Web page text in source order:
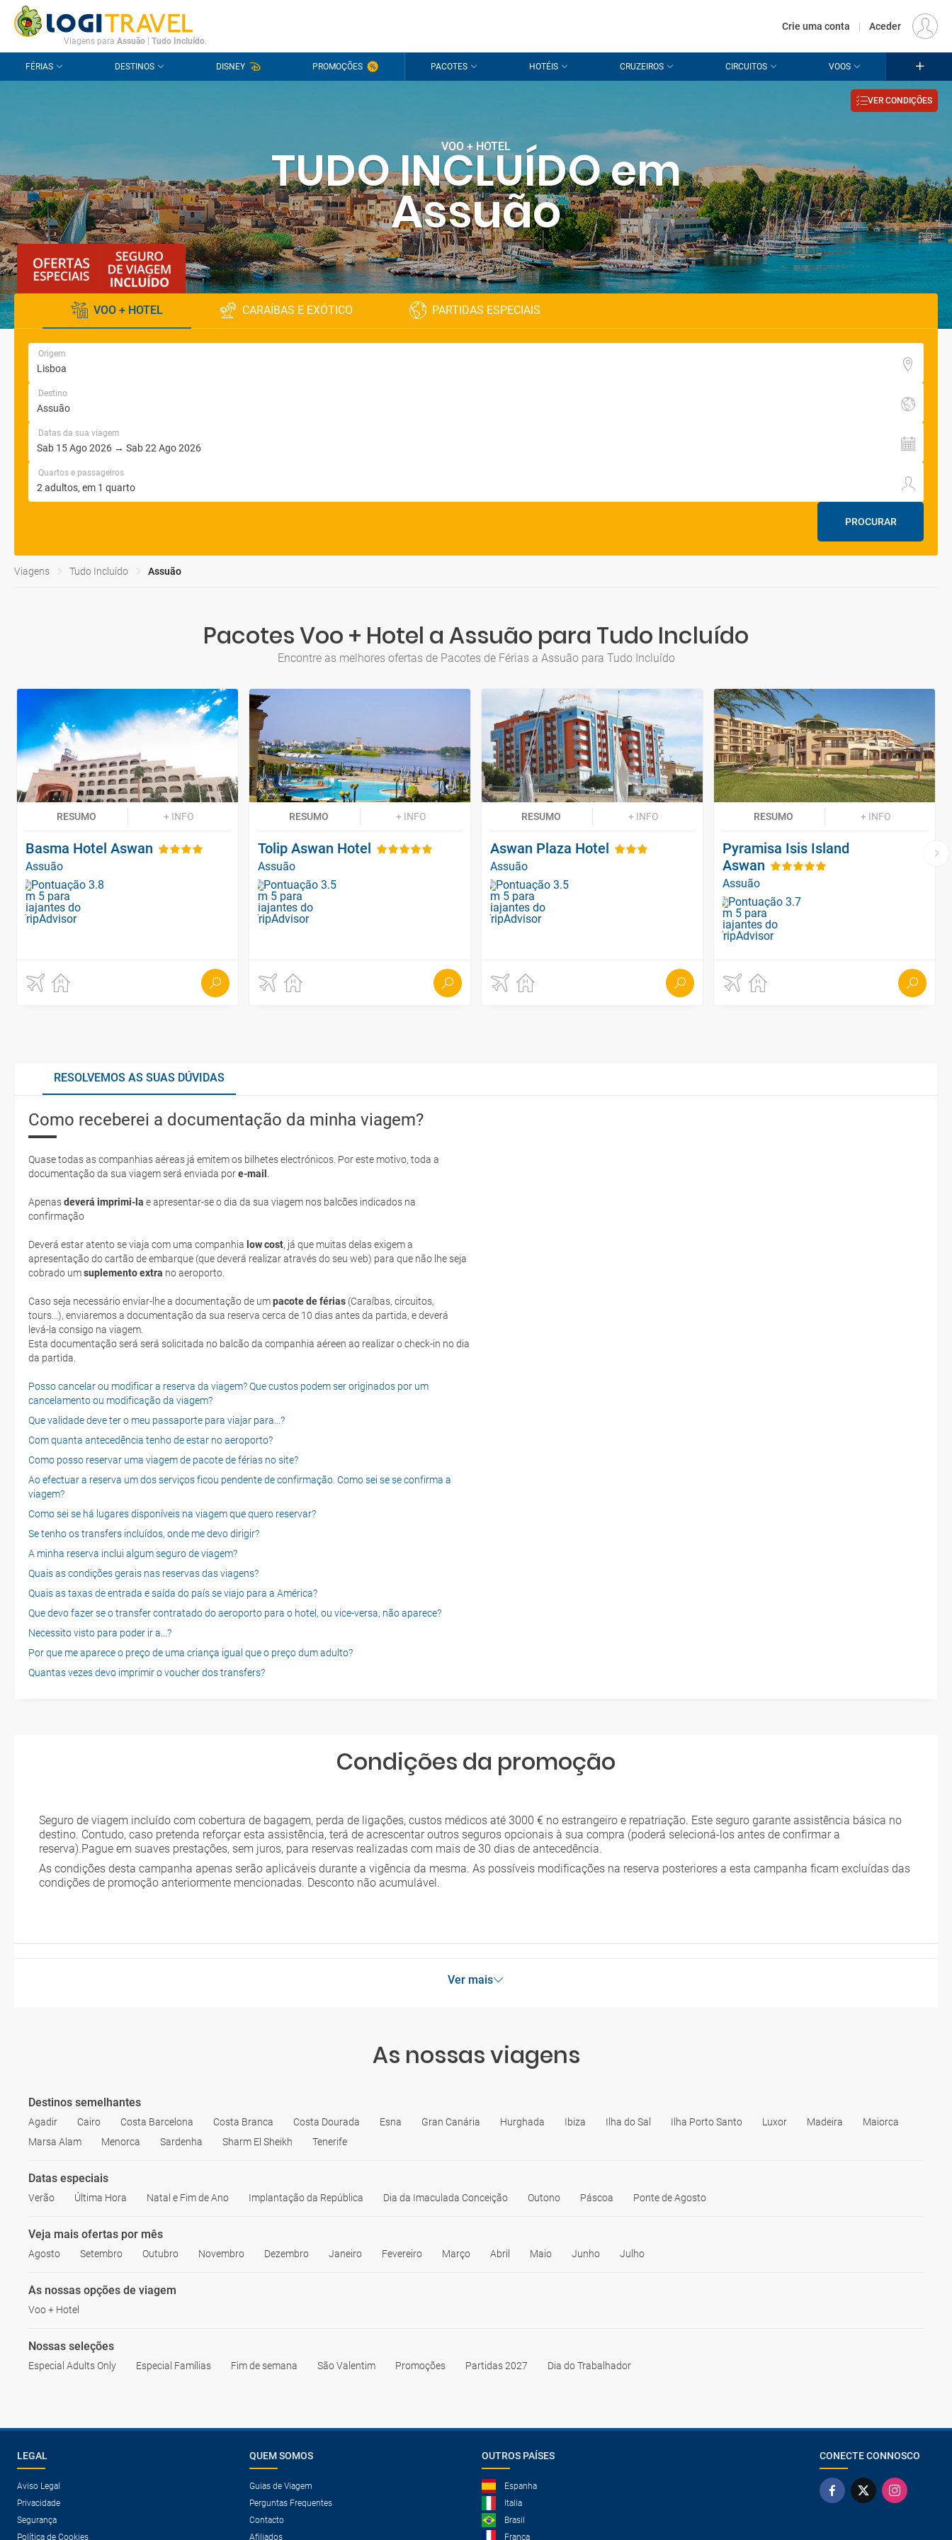
CONTACTO PERGUNTAS FREQUENTES EUR
Viagens para Assuão Tudo Incluído.
Crie uma conta | Aceder
FÉRIAS DESTINOS DISNEY PROMOÇÕES PACOTES HOTÉIS CRUZEIROS CIRCUITOS VOOS
VOO + HOTEL
TUDO INCLUÍDO em
Assuão
VER CONDIÇÕES
VOO + HOTEL CARAÍBAS E EXÓTICO PARTIDAS ESPECIAIS
Origem
Destino
Datas da sua viagem
Quartos e passageiros
PROCURAR
Viagens Tudo Incluído Assuão
Pacotes Voo + Hotel a Assuão para Tudo Incluído
Encontre as melhores ofertas de Pacotes de Férias a Assuão para Tudo Incluído
RESUMO + INFO
Basma Hotel Aswan
Assuão
RESUMO + INFO
Tolip Aswan Hotel
Assuão
RESUMO + INFO
Aswan Plaza Hotel
Assuão
RESUMO + INFO
Pyramisa Isis Island
Aswan
Assuão
RESOLVEMOS AS SUAS DÚVIDAS
Como receberei a documentação da minha viagem?
Quase todas as companhias aéreas já emitem os bilhetes electrónicos. Por este motivo, toda a
documentação da sua viagem será enviada pore-mail
Apenasdeverá imprimi-la e apresentar-se o dia da sua viagem nos balcões indicados na
confirmação
Deverá estar atento se viaja com uma companhia low cost, já que muitas delas exigem a
apresentação do cartão de embarque (que deverá realizar através do seu web) para que não lhe seja
cobrado umsuplemento extra no aeroporto.
Caso seja necessário enviar-lhe a documentação de umpacote de férias (Caraíbas, circuitos,
tours...), enviaremos a documentação da sua reserva cerca de 10 dias antes da partida, e deverá
levá-la consigo na viagem.
Esta documentação será será solicitada no balcão da companhia aéreen ao realizar o check-in no dia
da partida.
Posso cancelar ou modificar a reserva da viagem? Que custos podem ser originados por um
cancelamento ou modificação da viagem?
Que validade deve ter o meu passaporte para viajar para...?
Com quanta antecedência tenho de estar no aeroporto?
Como posso reservar uma viagem de pacote de férias no site?
Ao efectuar a reserva um dos serviços ficou pendente de confirmação. Como sei se se confirma a
viagem?
Como sei se há lugares disponíveis na viagem que quero reservar?
Se tenho os transfers incluídos, onde me devo dirigir?
A minha reserva inclui algum seguro de viagem?
Quais as condições gerais nas reservas das viagens?
Quais as taxas de entrada e saída do país se viajo para a América?
Que devo fazer se o transfer contratado do aeroporto para o hotel, ou vice-versa, não aparece?
Necessito visto para poder ir a...?
Por que me aparece o preço de uma criança igual que o preço dum adulto?
Quantas vezes devo imprimir o voucher dos transfers?
Condições da promoção
Seguro de viagem incluído com cobertura de bagagem, perda de ligações, custos médicos até 3000 € no estrangeiro e repatriação. Este seguro garante assistência básica no
destino. Contudo, caso pretenda reforçar esta assistência, terá de acrescentar outros seguros opcionais à sua compra (poderá selecioná-los antes de confirmar a
reserva).Pague em suaves prestações, sem juros, para reservas realizadas com mais de 30 dias de antecedência.
As condições desta campanha apenas serão aplicáveis durante a vigência da mesma. As possíveis modificações na reserva posteriores a esta campanha ficam excluídas das
condições de promoção anteriormente mencionadas. Desconto não acumulável.
Ver mais
As nossas viagens
Destinos semelhantes
Agadir Cairo Costa Barcelona Costa Branca Costa Dourada Esna Gran Canária Hurghada Ibiza Ilha do Sal Ilha Porto Santo Luxor Madeira
Maiorca
Marsa Alam
Menorca Sardenha Sharm El Sheikh Tenerife
Datas especiais
Verão Última Hora Natal e Fim de Ano Implantação da República Dia da Imaculada Conceição Outono Páscoa Ponte de Agosto
Veja mais ofertas por mês
Agosto Setembro Outubro Novembro Dezembro Janeiro Fevereiro Março Abril Maio Junho Julho
As nossas opções de viagem
Voo + Hotel
Nossas seleções
Especial Adults Only Especial Famílias Fim de semana São Valentim Promoções Partidas 2027 Dia do Trabalhador
LEGAL
Aviso Legal
Privacidade
Segurança
Política de Cookies
QUEM SOMOS
Guias de Viagem
Perguntas Frequentes
Contacto
Afiliados
OUTROS PAÍSES
Espanha
Italia
Brasil
França
CONECTE CONNOSCO